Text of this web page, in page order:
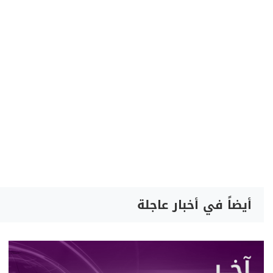
أيضاً في أخبار عاجلة